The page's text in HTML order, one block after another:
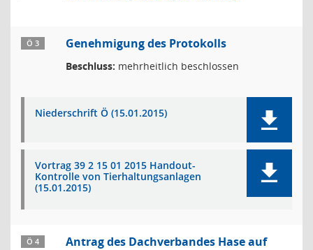
Ö 3 Genehmigung des Protokolls
Beschluss: mehrheitlich beschlossen
Niederschrift Ö (15.01.2015)
Vortrag 39 2 15 01 2015 Handout-
Kontrolle von Tierhaltungsanlagen
(15.01.2015)
Ö 4
Antrag des Dachverbandes Hase auf